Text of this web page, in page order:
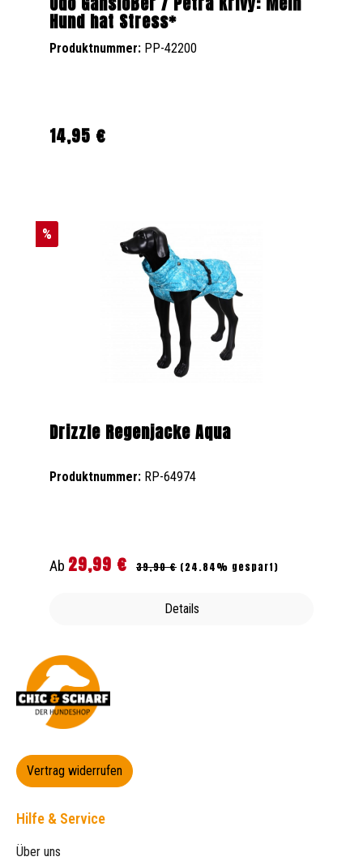
Hund hat Stress*
Produktnummer: PP-42200
Regulärer Preis:
14,95 €
%
Drizzle Regenjacke Aqua
Produktnummer: RP-64974
Verkaufspreis:
Ab 29,99 € Regulärer Preis:
39,90 € (24.84% gespart)
Details
Vertrag widerrufen
Hilfe & Service
Über uns